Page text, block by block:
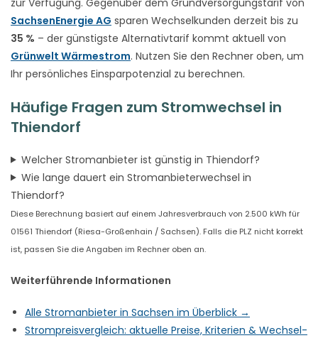
SachsenEnergie AG sparen Wechselkunden derzeit bis zu
35 % – der günstigste Alternativtarif kommt aktuell von
Grünwelt Wärmestrom. Nutzen Sie den Rechner oben, um
Ihr persönliches Einsparpotenzial zu berechnen.
Häufige Fragen zum Stromwechsel in
Thiendorf
Welcher Stromanbieter ist günstig in Thiendorf?
Wie lange dauert ein Stromanbieterwechsel in
Thiendorf?
Diese Berechnung basiert auf einem Jahresverbrauch von 2.500 kWh für
01561 Thiendorf (Riesa-Großenhain / Sachsen). Falls die PLZ nicht korrekt
ist, passen Sie die Angaben im Rechner oben an.
Weiterführende Informationen
Alle Stromanbieter in Sachsen im Überblick →
Strompreisvergleich: aktuelle Preise, Kriterien & Wechsel-